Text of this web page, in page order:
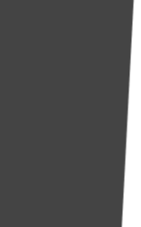
ходим, что
в жизни уже
у меня
никогда
теракт,
в первую
спросить:
ее братика